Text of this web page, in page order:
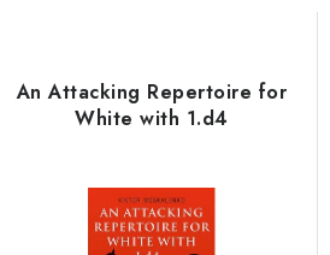
An Attacking Repertoire for
White with 1.d4